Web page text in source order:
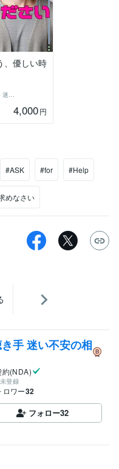
、優しい時
4,000円
#ASK #for #Help
めなさい
手 迷い不安の相
約(NDA)
未登録
ロワー32
フォロー32